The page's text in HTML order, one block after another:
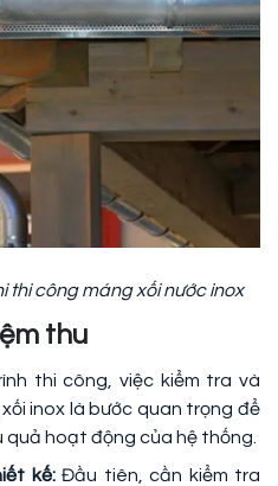
thi công máng xối nước inox
thu
thi công, việc kiểm tra và
inox là bước quan trọng để
hoạt động của hệ thống.
kế:Đầu tiên, cần kiểm tra